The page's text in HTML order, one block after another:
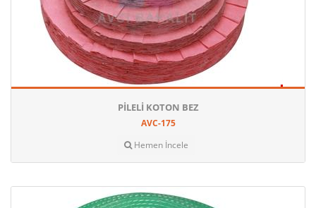
PILELI KOTON BEZ
AVC-175
Hemen İncele